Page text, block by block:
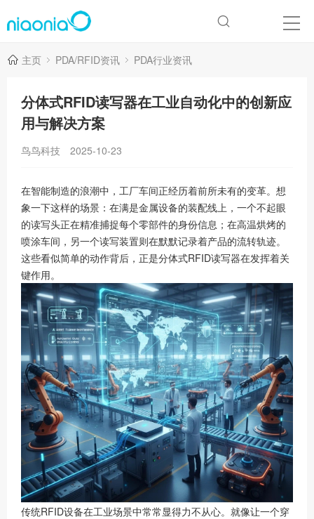
主页 PDA/RFID资讯 PDA行业资讯
分体式RFID读写器在工业自动化中的创新应
用与解决方案
鸟鸟科技 2025-10-23
在智能制造的浪潮中，工厂车间正经历着前所未有的变革。想
象一下这样的场景：在满是金属设备的装配线上，一个不起眼
的读写头正在精准捕捉每个零部件的身份信息；在高温烘烤的
喷涂车间，另一个读写装置则在默默记录着产品的流转轨迹。
这些看似简单的动作背后，正是分体式RFID读写器在发挥着关
键作用。
传统RFID设备在工业场景中常常显得力不从心。就像让一个穿